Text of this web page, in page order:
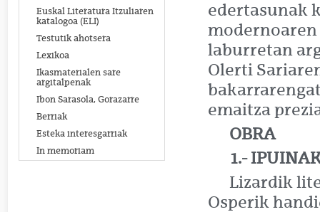
Euskal Literatura Itzuliaren
katalogoa (ELI)
Testutik ahotsera
Lexikoa
Ikasmaterialen sare
argitalpenak
Ibon Sarasola, Gorazarre
Berriak
Esteka interesgarriak
In memoriam
edertasunak
modernoaren
laburretan
Olerti
emaitza
OBRA
1.-
Lizardik
Osperik